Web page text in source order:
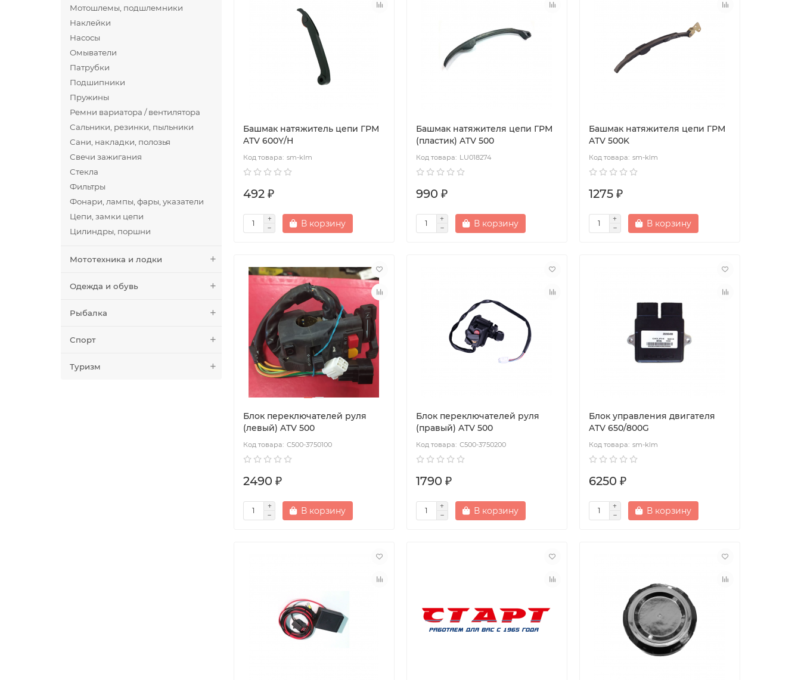
Мотошлемы, подшлемники
Наклейки
Насосы
Омыватели
Патрубки
Подшипники
Пружины
Ремни вариатора / вентилятора
Сальники, резинки, пыльники
Сани, накладки, полозья
Свечи зажигания
Стекла
Фильтры
Фонари, лампы, фары, указатели
Цепи, замки цепи
Цилиндры, поршни
Мототехника и лодки
Одежда и обувь
Рыбалка
Спорт
Туризм
Башмак натяжитель цепи ГРМ
ATV 600Y/Н
sm-klm
492 ₽
В корзину
Башмак натяжителя цепи ГРМ
(пластик) ATV 500
LU018274
990 ₽
В корзину
Башмак натяжителя цепи ГРМ
ATV 500K
sm-klm
1275 ₽
В корзину
Блок переключателей руля
(левый) ATV 500
С500-3750100
2490 ₽
В корзину
Блок переключателей руля
(правый) ATV 500
С500-3750200
1790 ₽
В корзину
Блок управления двигателя
ATV 650/800G
sm-klm
6250 ₽
В корзину